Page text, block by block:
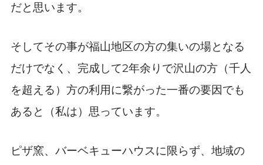
だと思います。
そしてその事が福山地区の方の集いの場となる
だけでなく、完成して2年余りで沢山の方（千人
を超える）方の利用に繋がった一番の要因でも
あると（私は）思っています。
ピザ窯、バーベキューハウスに限らず、地域の